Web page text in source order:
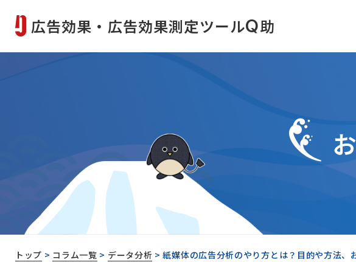
広告効果・広告効果測定ツールQ助
トップ > コラム一覧 > データ分析 >紙媒体の広告分析のやり方とは？目的や方法、